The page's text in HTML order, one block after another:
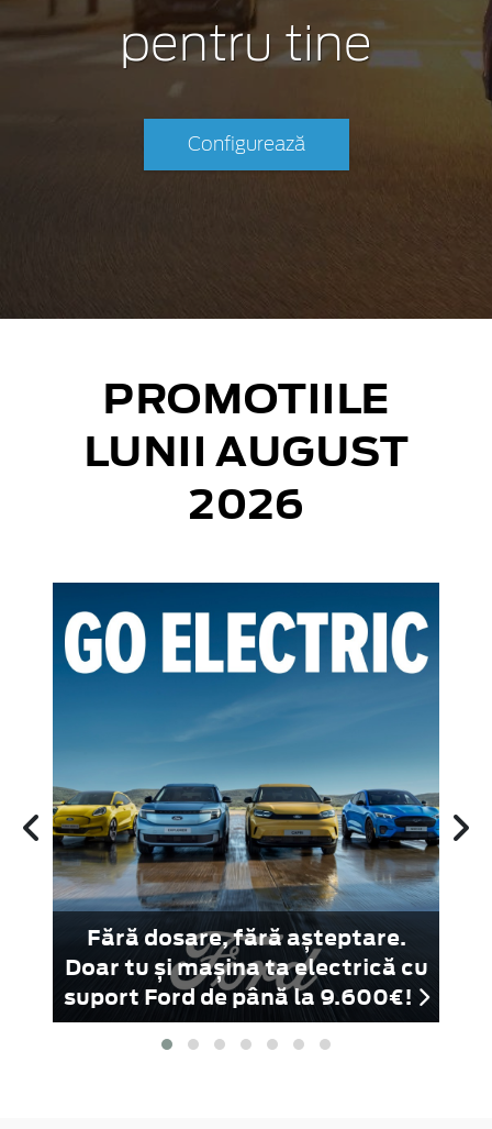
pentru tine
Configurează
PROMOTIILE
LUNII AUGUST
2026
Fără dosare, fără așteptare.
Doar tu și mașina ta electrică cu
suport Ford de până la 9.600€!